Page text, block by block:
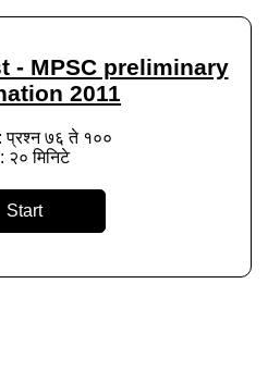
- MPSC preliminary
2011
प्रश्न ७६ ते १००
२० मिनिटे
Start